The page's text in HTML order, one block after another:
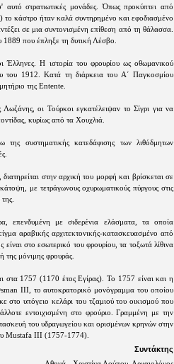
στρατιωτικές μονάδες. Όπως προκύπτει από
κάστρο ήταν καλά συντηρημένο και εφοδιασμένο
σε μια συντονισμένη επίθεση από τη θάλασσα.
1889 που έπληξε τη δυτική Λέσβο.
Έλληνες. Η ιστορία του φρουρίου ως οθωμανικού
του 1912. Κατά τη διάρκεια του Α΄ Παγκοσμίου
της Entente.
οι Τούρκοι εγκατέλειψαν το Σίγρι για να
κυρίως από τα Χουχλιά.
συστηματικής κατεδάφισης των λιθόδμητων
στην αρχική του μορφή και βρίσκεται σε
με τετράγωνους οχυρωματικούς πύργους στις
επενδυμένη με σιδερένια ελάσματα, τα οποία
αραβικής αρχιτεκτονικής-κατασκευασμένο από
είναι στο εσωτερικό του φρουρίου, τα τοξωτά λίθινα
της μόνιμης φρουράς.
στα 1757 (1170 έτος Εγίρας). Το 1757 είναι και η
ΙΙΙ, το αυτοκρατορικό μονόγραμμα του οποίου
στο υπόγειο κελάρι του τζαμιού του οικισμού που
εντοιχισμένη στο φρούριο. Γραμμένη με την
του υδραγωγείου και ορισμένων κρηνών στην
Mustafa III (1757-1774).
Συντάκτης